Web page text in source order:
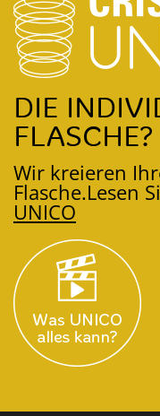
DIE
FLASCHE?
Wir kreieren
Flasche.Lesen
UNICO